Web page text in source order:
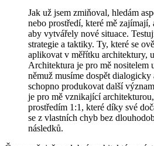
Jak už jsem zmiňoval, hledám
nebo prostředí, které mě
aby vytvářely nové situace.
strategie a taktiky. Ty, které se
aplikovat v měřítku architektury,
Architektura je pro mě nositelem
němuž musíme dospět dialogicky
schopno produkovat další
je pro mě vznikající
prostředím 1:1, které díky své
se z vlastních chyb bez
následků.